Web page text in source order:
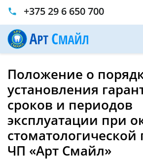
phone +375 29 6 650 700
Положение о порядке установления
периодов эксплуатации при оказании
помощи в ЧП «Арт Смайл»
Положение о
установления
сроков и периодов
эксплуатации при
ЧП «Арт Смайл»